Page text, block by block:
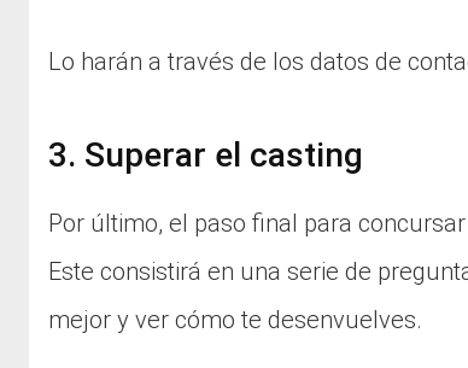
Lo harán a través de los datos de
3. Superar el casting
Por último, el paso final para
Este consistirá en una serie de
mejor y ver cómo te desenvuelves.